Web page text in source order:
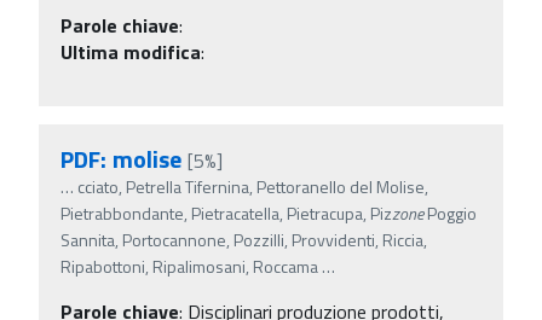
Parole chiave:
Ultima modifica:
PDF: molise [5%]
… cciato, Petrella Tifernina, Pettoranello del Molise,
Pietrabbondante, Pietracatella, Pietracupa, PizzonePoggio
Sannita, Portocannone, Pozzilli, Provvidenti, Riccia,
Ripabottoni, Ripalimosani, Roccama…
Parole chiave: Disciplinari produzione prodotti,